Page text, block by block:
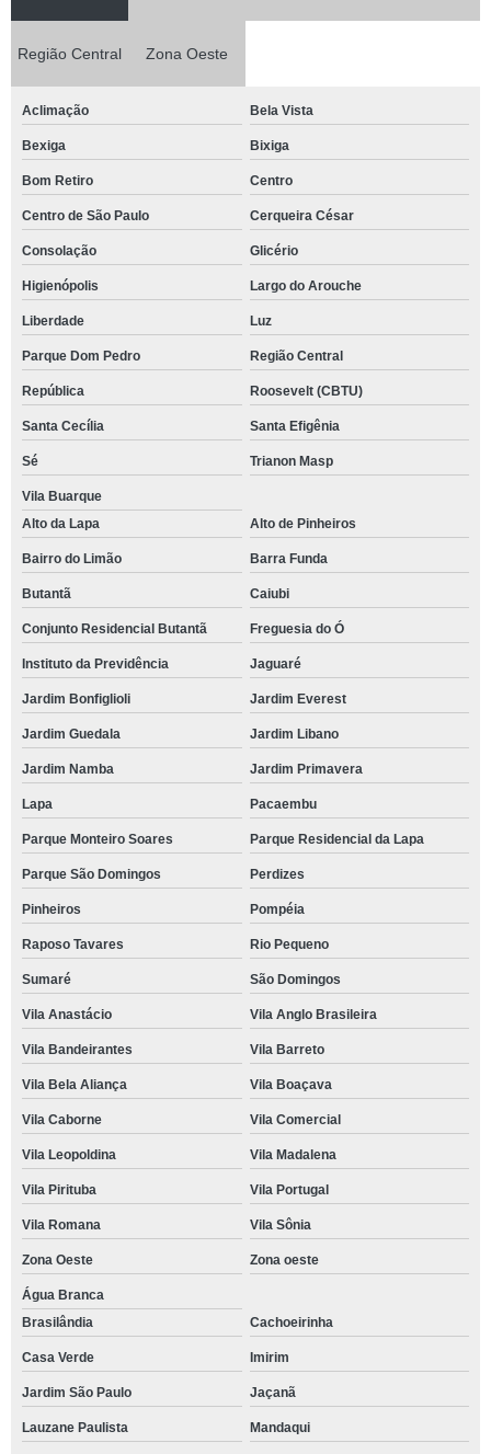
Região Central Zona Oeste
Aclimação Bela Vista
Bexiga Bixiga
Bom Retiro Centro
Centro de São Paulo Cerqueira César
Consolação Glicério
Higienópolis Largo do Arouche
Liberdade Luz
Parque Dom Pedro Região Central
República Roosevelt (CBTU)
Santa Cecília Santa Efigênia
Sé Trianon Masp
Vila Buarque
Alto da Lapa
Alto de Pinheiros
Bairro do Limão Barra Funda
Butantã Caiubi
Conjunto Residencial Butantã Freguesia do Ó
Instituto da Previdência Jaguaré
Jardim Bonfiglioli Jardim Everest
Jardim Guedala Jardim Libano
Jardim Namba Jardim Primavera
Lapa Pacaembu
Parque Monteiro Soares Parque Residencial da Lapa
Parque São Domingos Perdizes
Pinheiros Pompéia
Raposo Tavares Rio Pequeno
Sumaré São Domingos
Vila Anastácio Vila Anglo Brasileira
Vila Bandeirantes Vila Barreto
Vila Bela Aliança Vila Boaçava
Vila Caborne Vila Comercial
Vila Leopoldina Vila Madalena
Vila Pirituba Vila Portugal
Vila Romana Vila Sônia
Zona Oeste Zona oeste
Água Branca
Brasilândia
Cachoeirinha
Casa Verde Imirim
Jardim São Paulo Jaçanã
Lauzane Paulista Mandaqui